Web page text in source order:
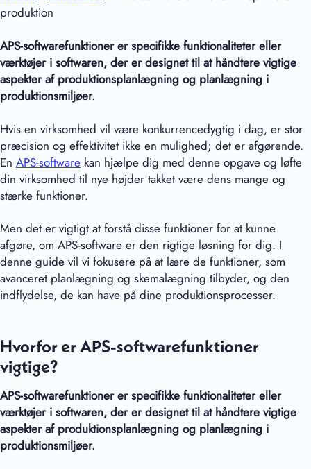
produktion
APS-softwarefunktioner er specifikke funktionaliteter eller
værktøjer i softwaren, der er designet til at håndtere vigtige
aspekter af produktionsplanlægning og planlægning i
produktionsmiljøer.
Hvis en virksomhed vil være konkurrencedygtig i dag, er stor
præcision og effektivitet ikke en mulighed; det er afgørende.
En APS-software kan hjælpe dig med denne opgave og løfte
din virksomhed til nye højder takket være dens mange og
stærke funktioner.
Men det er vigtigt at forstå disse funktioner for at kunne
afgøre, om APS-software er den rigtige løsning for dig. I
denne guide vil vi fokusere på at lære de funktioner, som
avanceret planlægning og skemalægning tilbyder, og den
indflydelse, de kan have på dine produktionsprocesser.
Hvorfor er APS-softwarefunktioner
vigtige?
APS-softwarefunktioner er specifikke funktionaliteter eller
værktøjer i softwaren, der er designet til at håndtere vigtige
aspekter af produktionsplanlægning og planlægning i
produktionsmiljøer.